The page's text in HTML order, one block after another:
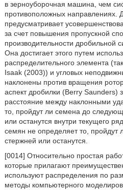
в зерноуборочная машина, чем
противоположных направлениях.
предусматривает
за счет повышения пропускной
производительности дробильной
Она достигает этого путем
распределительного элемента
Isaak (2003)) и угловых
наклонены против вращения
аспект дробилки (Berry Saunders)
расстояние между наклонными
то, пройдут ли семена до
или останутся внутри текущего
семян не определяет то, пройдут
стержней или останутся.
[0014] Относительно простая
которые прилагают
используют распределения по
методы компьютерного